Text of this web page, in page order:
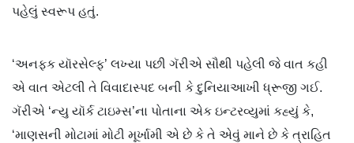
પહેલું સ્વરૂપ હતું.
‘અનફક યૉરસેલ્ફ’ લખ્યા પછી ગૅરીએ સૌથી પહેલી જે વાત કહી
એ વાત એટલી તે વિવાદાસ્પદ બની કે દુનિયાઆખી ધ્રૂજી ગઈ.
ગૅરીએ ‘ન્યુ યૉર્ક ટાઇમ્સ’ના પોતાના એક ઇન્ટરવ્યુમાં કહ્યું કે,
‘માણસની મોટામાં મોટી મૂર્ખામી એ છે કે તે એવું માને છે કે ત્રાહિત